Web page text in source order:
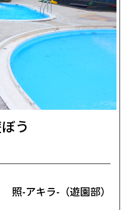
う
照-アキラ-（遊園部）